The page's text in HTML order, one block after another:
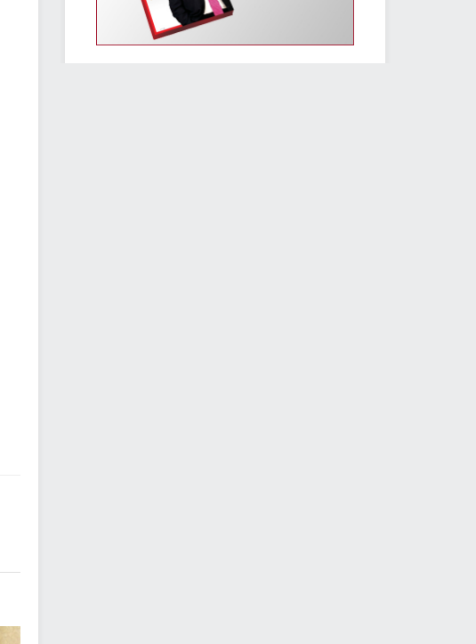
УИХ-ын энэ долоо хоногийн үйл ажиллагааны
хуваарь /2019.01.14-01.18/
2019/01/14 2415